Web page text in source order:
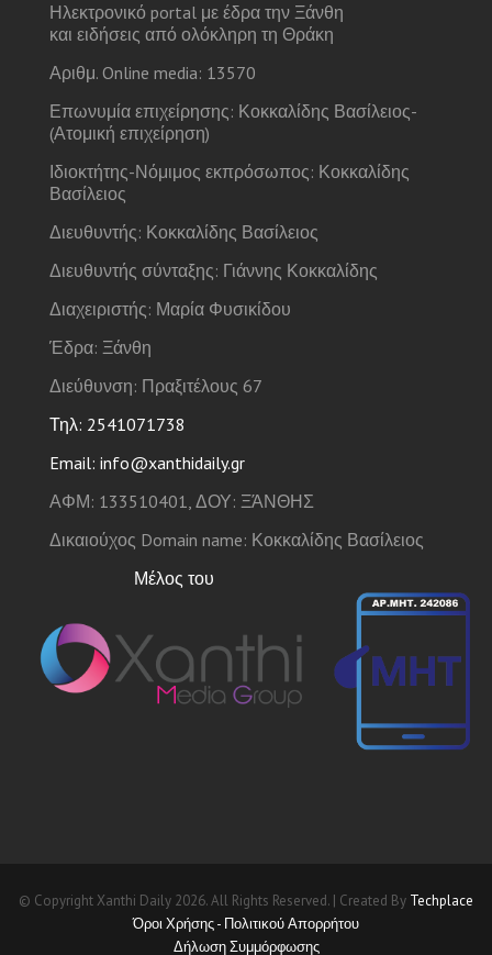
Ηλεκτρονικό portal με έδρα την Ξάνθη
και ειδήσεις από ολόκληρη τη Θράκη
Αριθμ. Online media: 13570
Επωνυμία επιχείρησης: Κοκκαλίδης Βασίλειος-
(Ατομική επιχείρηση)
Ιδιοκτήτης-Νόμιμος εκπρόσωπος: Κοκκαλίδης
Βασίλειος
Διευθυντής: Κοκκαλίδης Βασίλειος
Διευθυντής σύνταξης: Γιάννης Κοκκαλίδης
Διαχειριστής: Μαρία Φυσικίδου
Έδρα: Ξάνθη
Διεύθυνση: Πραξιτέλους 67
Τηλ: 2541071738
Email: info@xanthidaily.gr
ΑΦΜ: 133510401, ΔΟΥ: ΞΆΝΘΗΣ
Δικαιούχος Domain name: Κοκκαλίδης Βασίλειος
Μέλος του
© Copyright Xanthi Daily 2026. All Rights Reserved. | Created By Techplace
Όροι Χρήσης - Πολιτικού Απορρήτου
Δήλωση Συμμόρφωσης